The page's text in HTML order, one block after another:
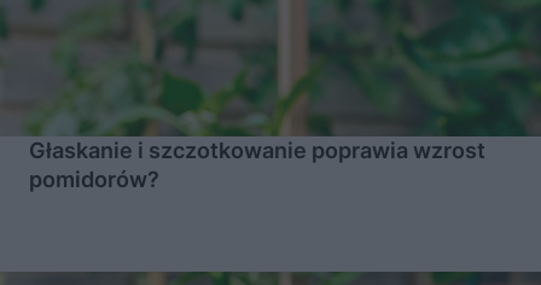
Głaskanie i szczotkowanie poprawia wzrost
pomidorów?